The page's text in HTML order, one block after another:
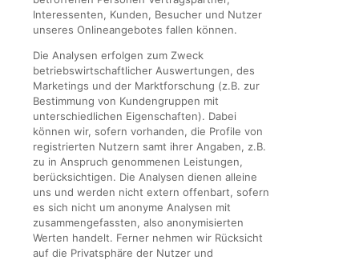
Interessenten, Kunden, Besucher und Nutzer
unseres Onlineangebotes fallen können.
Die Analysen erfolgen zum Zweck
betriebswirtschaftlicher Auswertungen, des
Marketings und der Marktforschung (z.B. zur
Bestimmung von Kundengruppen mit
unterschiedlichen Eigenschaften). Dabei
können wir, sofern vorhanden, die Profile von
registrierten Nutzern samt ihrer Angaben, z.B.
zu in Anspruch genommenen Leistungen,
berücksichtigen. Die Analysen dienen alleine
uns und werden nicht extern offenbart, sofern
es sich nicht um anonyme Analysen mit
zusammengefassten, also anonymisierten
Werten handelt. Ferner nehmen wir Rücksicht
auf die Privatsphäre der Nutzer und